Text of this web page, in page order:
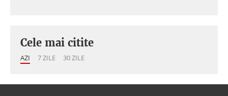
Cele mai citite
AZI 7 ZILE 30 ZILE